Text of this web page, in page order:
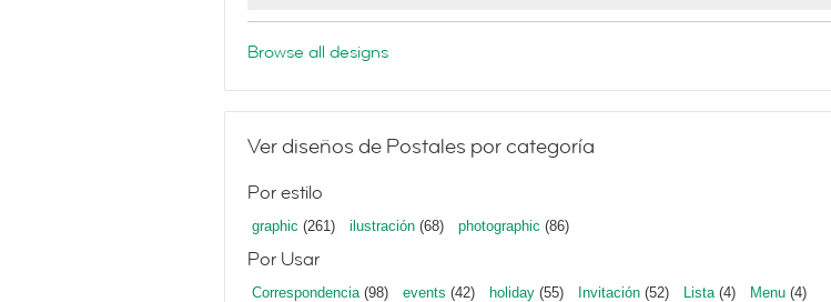
Browse all designs
Ver diseños de Postales por categoría
Por estilo
graphic (261) ilustración (68) photographic (86)
Por Usar
Correspondencia(98) events (42) holiday (55) Invitación (52) Lista(4) Menu (4)